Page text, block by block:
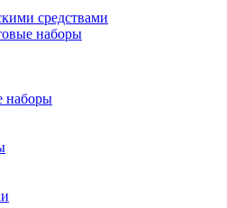
средствами
наборы
наборы